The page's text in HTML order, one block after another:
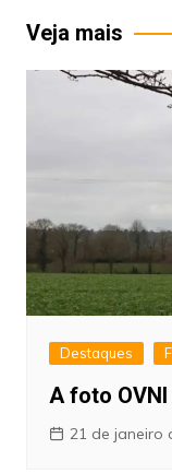
Post
Veja mais
Destaques
A foto
21 de janeiro